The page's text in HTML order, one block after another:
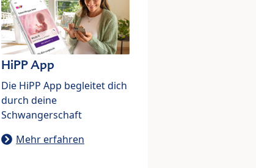
HiPP App
Die HiPP App begleitet dich
durch deine
Schwangerschaft
Mehr erfahren